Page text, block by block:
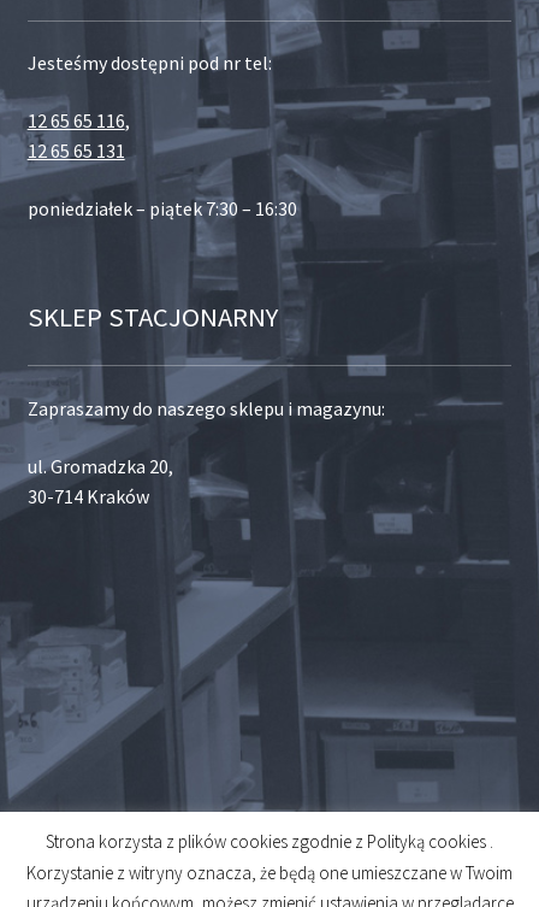
Jesteśmy dostępni pod nr tel:
12 65 65 116,
12 65 65 131
poniedziałek – piątek 7:30 – 16:30
SKLEP STACJONARNY
Zapraszamy do naszego sklepu i magazynu:
ul. Gromadzka 20,
30-714 Kraków
© 2026
Created byMidero
Strona korzysta z plików cookies zgodnie z Polityką cookies .
Korzystanie z witryny oznacza, że będą one umieszczane w Twoim